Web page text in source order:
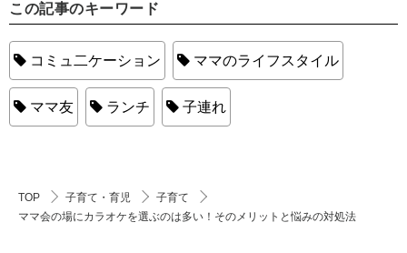
この記事のキーワード
コミュ二ケーション ママのライフスタイル
ママ友 ランチ 子連れ
TOP 子育て・育児
子育て
ママ会の場にカラオケを選ぶのは多い！そのメリットと悩みの対処法